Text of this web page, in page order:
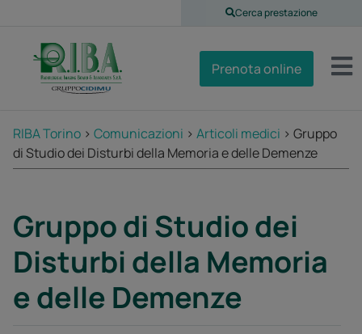
Cerca prestazione
Prenota online
RIBA Torino > Comunicazioni > Articoli medici > Gruppo
di Studio dei Disturbi della Memoria e delle Demenze
Gruppo di Studio dei
Disturbi della Memoria
e delle Demenze